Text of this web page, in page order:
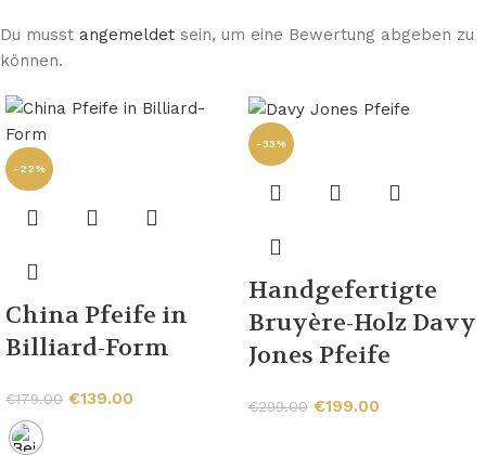
Du musst angemeldet sein, um eine Bewertung abgeben zu
können.
-22%
China Pfeife in
Billiard-Form
€179.00 €139.00
-33%
Handgefertigte
Bruyère-Holz Davy
Jones Pfeife
€299.00 €199.00